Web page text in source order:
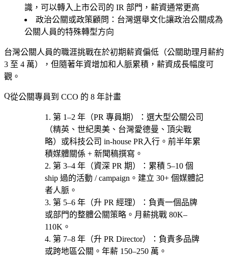
識，可以轉入上市公司的 IR 部門，薪資通常更高
政治公關或政策顧問 ：台灣選舉文化讓政治公關成為
公關人員的特殊轉型方向
台灣公關人員的職涯挑戰在於初期薪資偏低（公關助理月薪約
3 至 4 萬），但隨著年資增加和人脈累積，薪資成長幅度可
觀。
從公關專員到 CCO 的 8 年計畫
第 1–2 年（PR 專員期） ：選大型公關公司
（精英、世紀奧美、台灣愛德曼、頂尖戰
略）或科技公司 in-house PR 入行。前半年累
積媒體關係 + 新聞稿撰寫。
第 3–4 年（資深 PR 期）
：累積 5–10 個
ship 過的活動 / campaign。建立 30+ 個媒體記
者人脈。
第 5–6 年（升 PR 經理）
：負責一個品牌
或部門的整體公關策略。月薪挑戰 80K–
110K。
第 7–8 年（升 PR Director）
：負責多品牌
或跨地區公關。年薪 150–250 萬。